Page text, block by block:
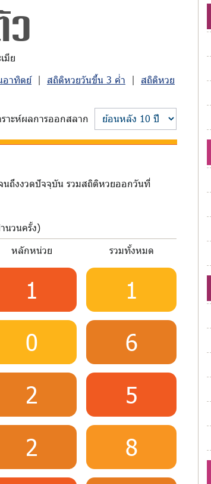
มีย
อาทิตย์| สถิติหวยวันขึ้น 3 ค่ำ | สถิติหวย
ราะห์ผลการออกสลาก
ถึงงวดปัจจุบัน รวมสถิติหวยออกวันที่
นวนครั้ง)
หลักหน่วย รวมทั้งหมด
1
1
0
6
2
5
2
8